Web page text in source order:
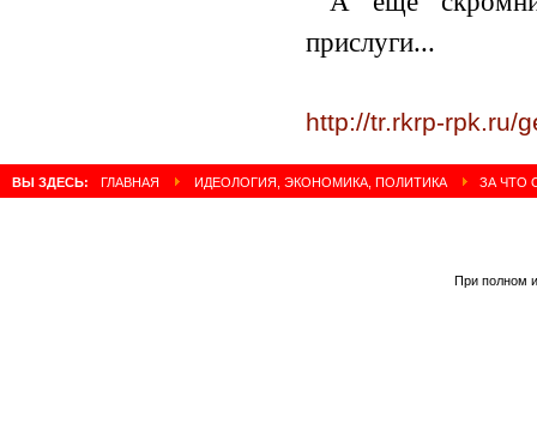
прислуги...
http://tr.rkrp-rpk.ru/
ВЫ ЗДЕСЬ: ГЛАВНАЯ ИДЕОЛОГИЯ, ЭКОНОМИКА, ПОЛИТИКА ЗА ЧТО
При полном